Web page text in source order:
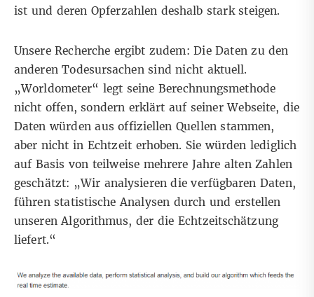
ist und deren Opferzahlen deshalb stark steigen.
Unsere Recherche ergibt zudem: Die Daten zu den
anderen Todesursachen sind nicht aktuell.
„Worldometer“ legt seine Berechnungsmethode
nicht offen, sondern erklärtauf seiner Webseite, die
Daten würden aus offiziellen Quellen stammen,
aber nicht in Echtzeit erhoben. Sie würden lediglich
auf Basis von teilweise mehrere Jahre alten Zahlen
geschätzt: „Wir analysieren die verfügbaren Daten,
führen statistische Analysen durch und erstellen
unseren Algorithmus, der die Echtzeitschätzung
liefert.“